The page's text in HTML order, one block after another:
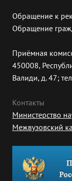
Обращение к
Обращение
Приёмная
450008,
Валиди, д. 47;
Контакты
Министерство
Межвузовский